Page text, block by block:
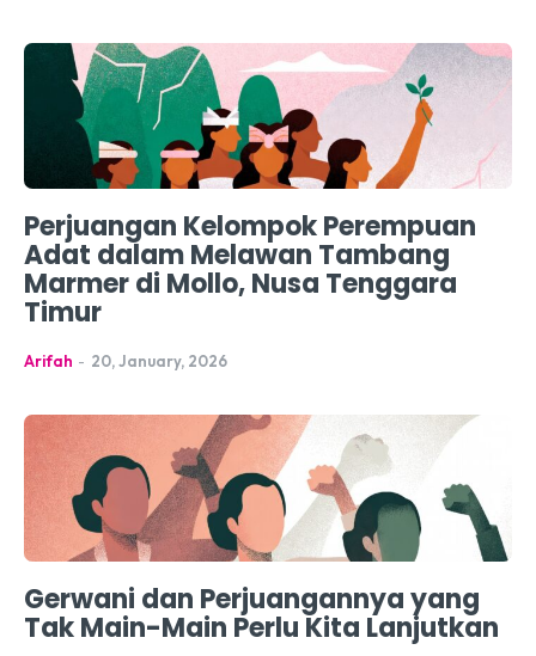
Perjuangan Kelompok Perempuan
Adat dalam Melawan Tambang
Marmer di Mollo, Nusa Tenggara
Timur
Arifah - 20, January, 2026
Gerwani dan Perjuangannya yang
Tak Main-Main Perlu Kita Lanjutkan